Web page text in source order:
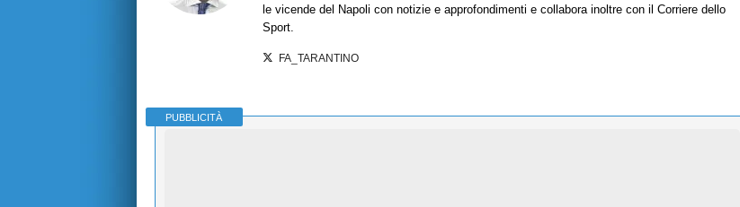
le vicende del Napoli con notizie e approfondimenti e collabora inoltre con il Corriere dello
Sport.
FA_TARANTINO
PUBBLICITÀ